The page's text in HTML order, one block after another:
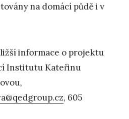
na domácí půdě i v
informace o projektu
Institutu Kateřinu
, 605